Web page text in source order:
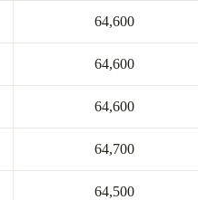
64,600
64,600
64,600
64,700
64,500